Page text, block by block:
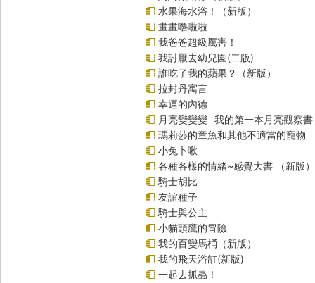
水果海水浴！（新版）
畫畫嚕啦啦
我爸爸超級厲害！
我討厭去幼兒園(二版)
誰吃了我的蘋果？（新版）
拉封丹寓言
幸運的內德
月亮變變變─我的第一本月亮觀察書
瑪莉莎的章魚和其他不適當的寵物
小兔卜啾
各種各樣的情緒~感覺大書 （新版）
騎士胡比
友誼種子
騎士與公主
小貓頭鷹的冒險
我的百變馬桶（新版）
我的飛天浴缸(新版)
一起去抓蟲！